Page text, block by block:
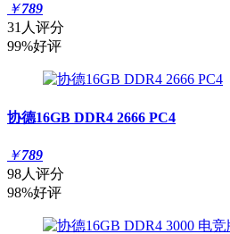
￥789
31人评分
99%好评
协德16GB DDR4 2666 PC4
￥789
98人评分
98%好评